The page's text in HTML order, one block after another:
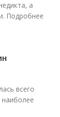
а
Подробнее
всего
наиболее